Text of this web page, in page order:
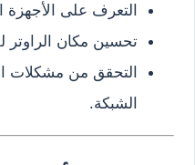
التعرف على الأجهزة
تحسين مكان
التحقق من مشكلات
الشبكة.